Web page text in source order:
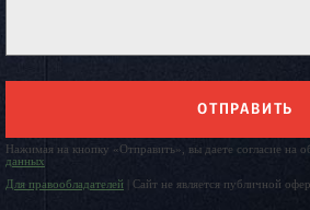
ОТПРАВИТЬ
Нажимая на кнопку «Отправить», вы даете согласие на
данных
Для правообладателей | Сайт не является публичной